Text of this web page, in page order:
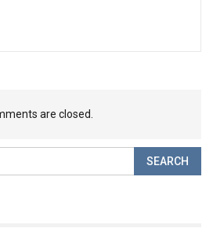
are closed.